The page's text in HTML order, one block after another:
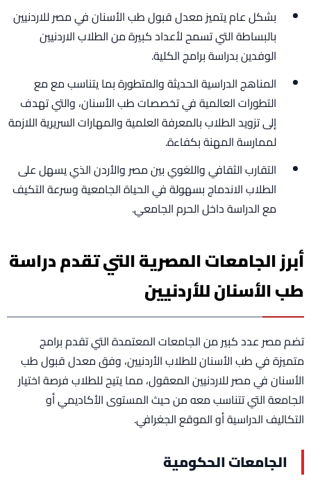
بشكل عام يتميز معدل قبول طب الأسنان في مصر للاردنيين
بالبساطة التي تسمح لأعداد كبيرة من الطلاب الاردنيين
الوفدين بدراسة برامج الكلية.
المناهج الدراسية الحديثة والمتطورة بما يتناسب مع مع
التطورات العالمية في تخصصات طب الأسنان، والتي تهدف
إلى تزويد الطلاب بالمعرفة العلمية والمهارات السريرية اللازمة
لممارسة المهنة بكفاءة.
التقارب الثقافي واللغوي بين مصر والأردن الذي يسهل على
الطلاب الاندماج بسهولة في الحياة الجامعية وسرعة التكيف
مع الدراسة داخل الحرم الجامعي.
أبرز الجامعات المصرية التي تقدم دراسة
طب الأسنان للأردنيين
تضم مصر عدد كبير من الجامعات المعتمدة التي تقدم برامج
متميزة في طب الأسنان للطلاب الأردنيين، وفق معدل قبول طب
الأسنان في مصر للاردنيين المعقول، مما يتيح للطلاب فرصة اختيار
الجامعة التي تتناسب معه من حيث المستوى الأكاديمي أو
التكاليف الدراسية أو الموقع الجغرافي.
الجامعات الحكومية